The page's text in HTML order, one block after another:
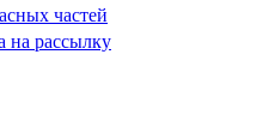
частей
на рассылку